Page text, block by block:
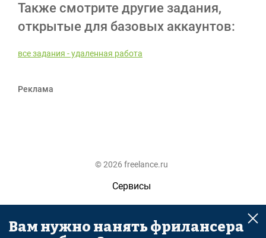
Также смотрите другие задания,
открытые для базовых аккаунтов:
все задания - удаленная работа
Реклама
© 2026 freelance.ru
Сервисы
Помощь
Поиск
Вам нужно нанять фрилансера